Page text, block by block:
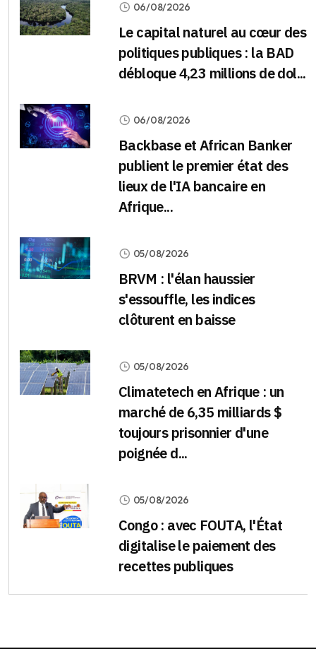
06/08/2026
Le capital naturel au cœur des
politiques publiques : la BAD
débloque 4,23 millions de dol...
06/08/2026
Backbase et African Banker
publient le premier état des
lieux de l'IA bancaire en
Afrique...
05/08/2026
BRVM : l'élan haussier
s'essouffle, les indices
clôturent en baisse
05/08/2026
Climatetech en Afrique : un
marché de 6,35 milliards $
toujours prisonnier d'une
poignée d...
05/08/2026
Congo : avec FOUTA, l'État
digitalise le paiement des
recettes publiques